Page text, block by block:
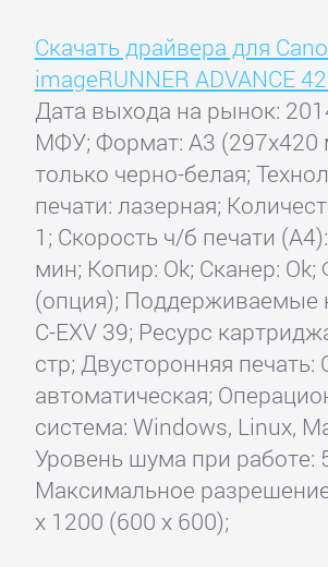
Скачать драйвера для
imageRUNNER ADVANCE
Дата выхода на рынок:
МФУ; Формат: A3 (297x420
только черно-белая;
печати: лазерная;
1; Скорость ч/б печати
мин; Копир: Ok; Сканер: Ok;
(опция); Поддерживаемые
C-EXV 39; Ресурс
стр; Двусторонняя печать:
автоматическая;
система: Windows, Linux,
Уровень шума при работе:
Максимальное
x 1200 (600 x 600);